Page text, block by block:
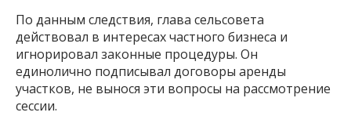
По данным следствия, глава сельсовета
действовал в интересах частного бизнеса и
игнорировал законные процедуры. Он
единолично подписывал договоры аренды
участков, не вынося эти вопросы на рассмотрение
сессии.